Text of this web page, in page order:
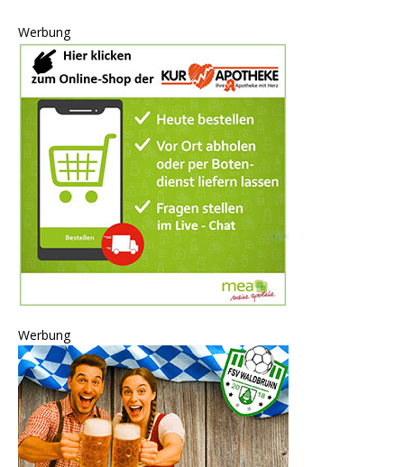
Werbung
Werbung